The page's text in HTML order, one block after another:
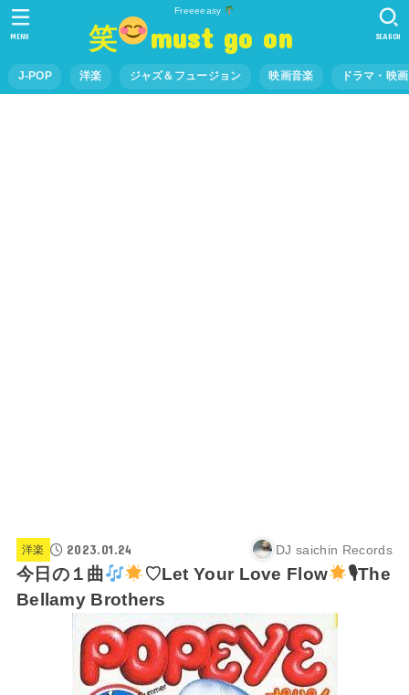
Freeeeasy
笑 must go on
J-POP 洋楽 ジャズ＆フュージョン 映画音楽 ドラマ・映
SEARCH
MENU
洋楽 2023.01.24 DJ saichin Records
今日の１曲 ♡Let Your Love Flow
🎙The
Bellamy Brothers